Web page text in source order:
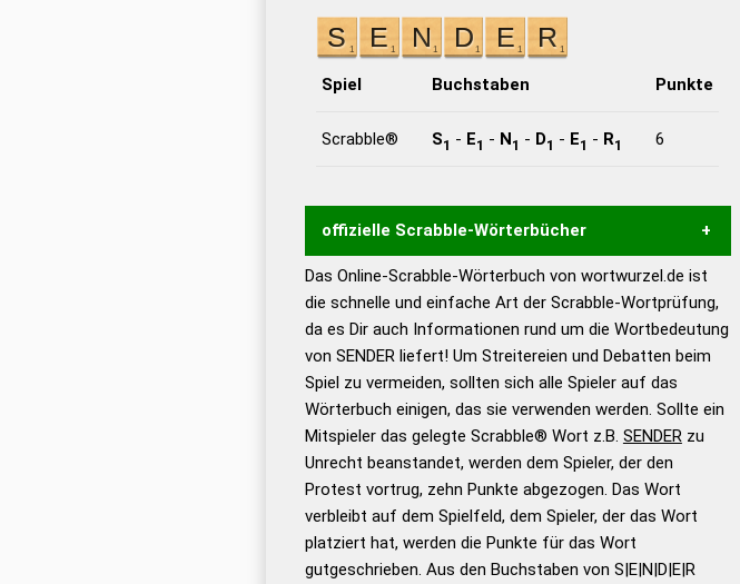
Spiel Buchstaben Punkte
Scrabble® S1 - E1 - N1 - D1 - E1 - R1 6
offizielle Scrabble-Wörterbücher
Wortwurzel liefert mit Hilfe eines semantischen
Wortanalyse-Algorithmus gute Anhaltspunkte zu
Wortbedeutung, Worttrennung und Wortform, um die
Gültigkeit eines Wortes für das Scrabble-Spiel zu
bestimmen! zugelassene Turnier Scrabble-
Wörterbücher sind:
Duden – Standardwerk in 12
Bänden
Duden – Richtiges und gutes
Deutsch
Das Online-Scrabble-Wörterbuch von wortwurzel.de ist
die schnelle und einfache Art der Scrabble-Wortprüfung,
da es Dir auch Informationen rund um die Wortbedeutung
von SENDER liefert! Um Streitereien und Debatten beim
Spiel zu vermeiden, sollten sich alle Spieler auf das
Wörterbuch einigen, das sie verwenden werden. Sollte ein
Mitspieler das gelegte Scrabble® Wort z.B. SENDERzu
Unrecht beanstandet, werden dem Spieler, der den
Protest vortrug, zehn Punkte abgezogen. Das Wort
verbleibt auf dem Spielfeld, dem Spieler, der das Wort
platziert hat, werden die Punkte für das Wort
gutgeschrieben. Aus den Buchstaben von S|E|N|D|E|R